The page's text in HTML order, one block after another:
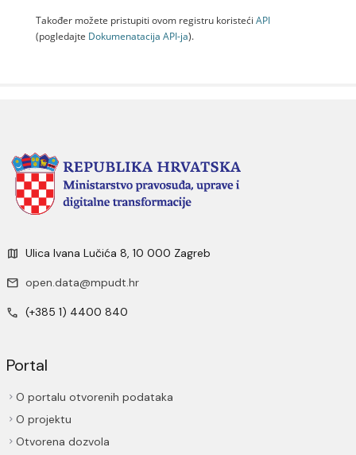
Također možete pristupiti ovom registru koristeći API
(pogledajte Dokumenаtаcijа API-jа).